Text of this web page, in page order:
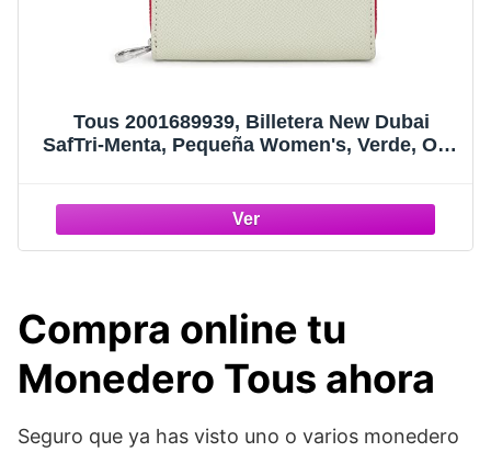
Tous 2001689939, Billetera New Dubai
SafTri-Menta, Pequeña Women's, Verde, One
Compra online tu
Monedero Tous ahora
Seguro que ya has visto uno o varios monedero